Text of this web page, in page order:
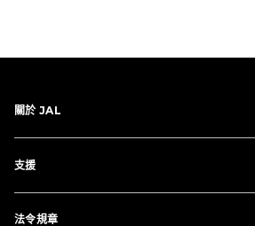
關於 JAL
支援
法令規章